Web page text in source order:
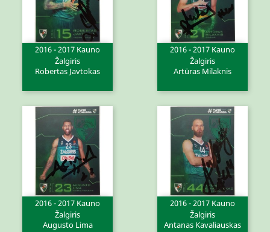
2016 - 2017 Kauno
Žalgiris
Robertas Javtokas
2016 - 2017 Kauno
Žalgiris
Artūras Milaknis
2016 - 2017 Kauno
Žalgiris
Augusto Lima
2016 - 2017 Kauno
Žalgiris
Antanas Kavaliauskas